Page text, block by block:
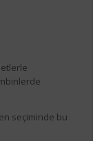
seçiminde bu